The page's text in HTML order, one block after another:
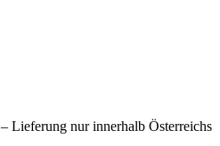
– Lieferung nur innerhalb Österreichs